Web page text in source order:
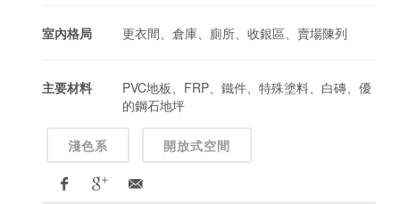
室內格局 更衣間、倉庫、廁所、收銀區、賣場陳列
主要材料
PVC地板、FRP、鐵件、特殊塗料、白磚、優
的鋼石地坪
淺色系 開放式空間